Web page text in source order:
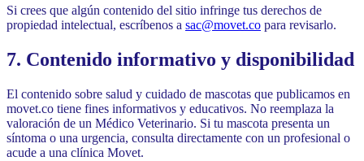
Si crees que algún contenido del sitio infringe tus derechos de
propiedad intelectual, escríbenos a sac@movet.co para revisarlo.
7. Contenido informativo y disponibilidad
El contenido sobre salud y cuidado de mascotas que publicamos en
movet.co tiene fines informativos y educativos. No reemplaza la
valoración de un Médico Veterinario. Si tu mascota presenta un
síntoma o una urgencia, consulta directamente con un profesional o
acude a una clínica Movet.